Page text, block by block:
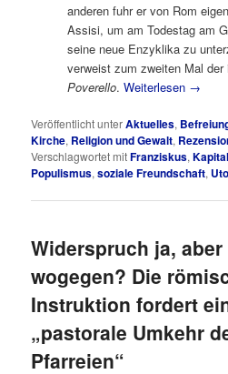
anderen fuhr er von Rom
Assisi, um am Todestag am
seine neue Enzyklika zu
verweist zum zweiten Mal
Poverello.Weiterlesen →
Veröffentlicht unterAktuelles,
Kirche, Religion und Gewalt,
Verschlagwortet mitFranziskus,
Populismus,soziale Freundschaft,
Widerspruch ja, aber
wogegen? Die
Instruktion fordert
„pastorale Umkehr
Pfarreien“